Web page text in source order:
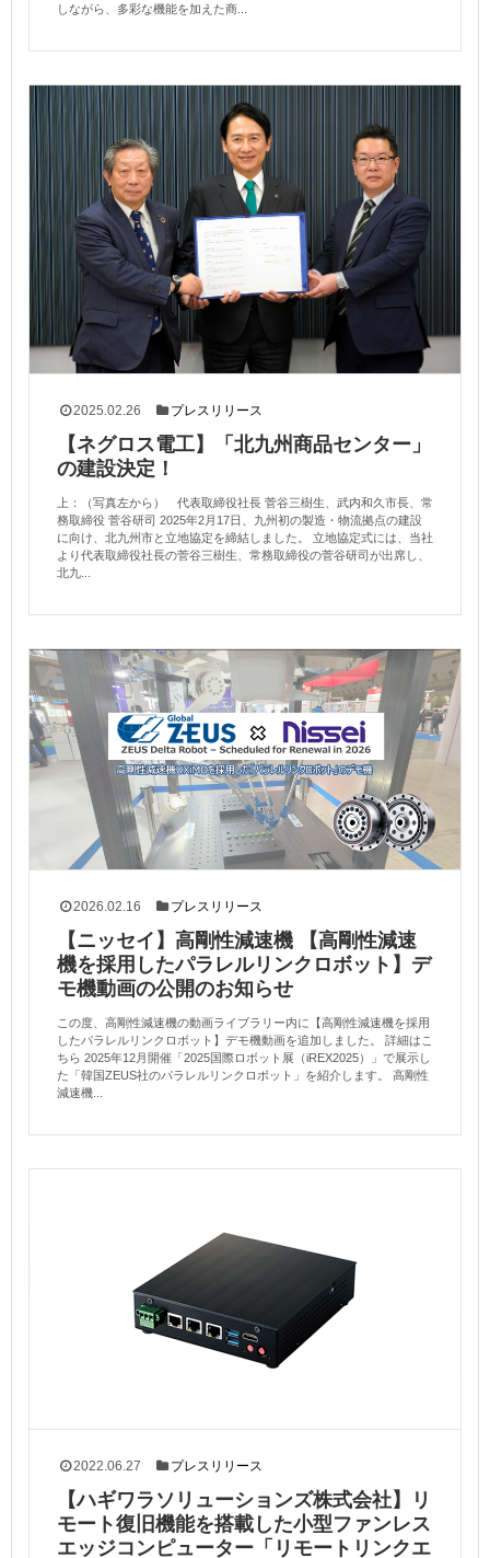
しながら、多彩な機能を加えた商...
2025.02.26 プレスリリース
【ネグロス電工】「北九州商品センター」
の建設決定！
上：（写真左から） 代表取締役社長 菅谷三樹生、武内和久市長、常
務取締役 菅谷研司 2025年2月17日、九州初の製造・物流拠点の建設
に向け、北九州市と立地協定を締結しました。 立地協定式には、当社
より代表取締役社長の菅谷三樹生、常務取締役の菅谷研司が出席し、
北九...
2026.02.16 プレスリリース
【ニッセイ】高剛性減速機 【高剛性減速
機を採用したパラレルリンクロボット】デ
モ機動画の公開のお知らせ
この度、高剛性減速機の動画ライブラリー内に【高剛性減速機を採用
したパラレルリンクロボット】デモ機動画を追加しました。 詳細はこ
ちら 2025年12月開催「2025国際ロボット展（iREX2025）」で展示し
た「韓国ZEUS社のパラレルリンクロボット」を紹介します。 高剛性
減速機...
2022.06.27 プレスリリース
【ハギワラソリューションズ株式会社】リ
モート復旧機能を搭載した小型ファンレス
エッジコンピューター「リモートリンクエ